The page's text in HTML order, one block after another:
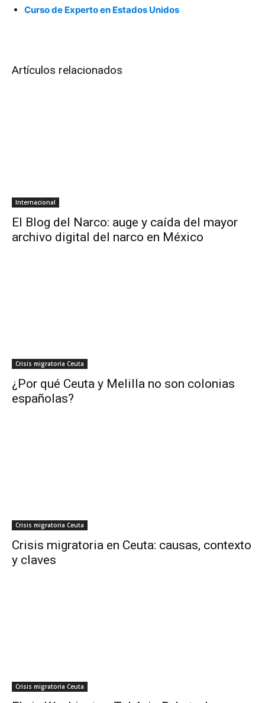
Curso de Experto en Estados Unidos
Artículos relacionados
Internacional
El Blog del Narco: auge y caída del mayor
archivo digital del narco en México
Crisis migratoria Ceuta
¿Por qué Ceuta y Melilla no son colonias
españolas?
Crisis migratoria Ceuta
Crisis migratoria en Ceuta: causas, contexto
y claves
Crisis migratoria Ceuta